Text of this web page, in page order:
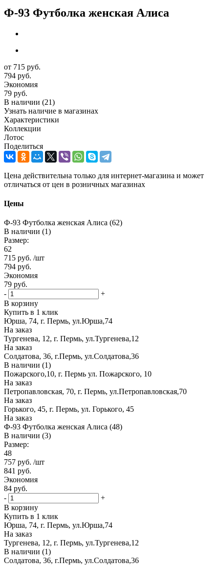
Ф-93 Футболка женская Алиса
от 715 руб.
794 руб.
Экономия
79 руб.
В наличии (21)
Узнать наличие в магазинах
Характеристики
Коллекции
Лотос
Поделиться
Цена действительна только для интернет-магазина и может
отличаться от цен в розничных магазинах
Цены
Ф-93 Футболка женская Алиса (62)
В наличии (1)
Размер:
62
715 руб. /шт
794 руб.
Экономия
79 руб.
-
+
В корзину
Купить в 1 клик
Юрша, 74, г. Пермь, ул.Юрша,74
На заказ
Тургенева, 12, г. Пермь, ул.Тургенева,12
На заказ
Солдатова, 36, г.Пермь, ул.Солдатова,36
В наличии (1)
Пожарского,10, г. Пермь ул. Пожарского, 10
На заказ
Петропавловская, 70, г. Пермь, ул.Петропавловская,70
На заказ
Горького, 45, г. Пермь, ул. Горького, 45
На заказ
Ф-93 Футболка женская Алиса (48)
В наличии (3)
Размер:
48
757 руб. /шт
841 руб.
Экономия
84 руб.
-
+
В корзину
Купить в 1 клик
Юрша, 74, г. Пермь, ул.Юрша,74
На заказ
Тургенева, 12, г. Пермь, ул.Тургенева,12
В наличии (1)
Солдатова, 36, г.Пермь, ул.Солдатова,36